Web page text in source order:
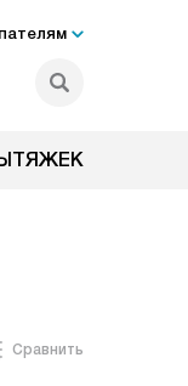
Сравнить